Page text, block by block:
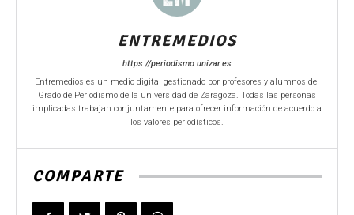
ENTREMEDIOS
https://periodismo.unizar.es
Entremedios es un medio digital gestionado por profesores y alumnos del
Grado de Periodismo de la universidad de Zaragoza. Todas las personas
implicadas trabajan conjuntamente para ofrecer información de acuerdo a
los valores periodísticos.
COMPARTE